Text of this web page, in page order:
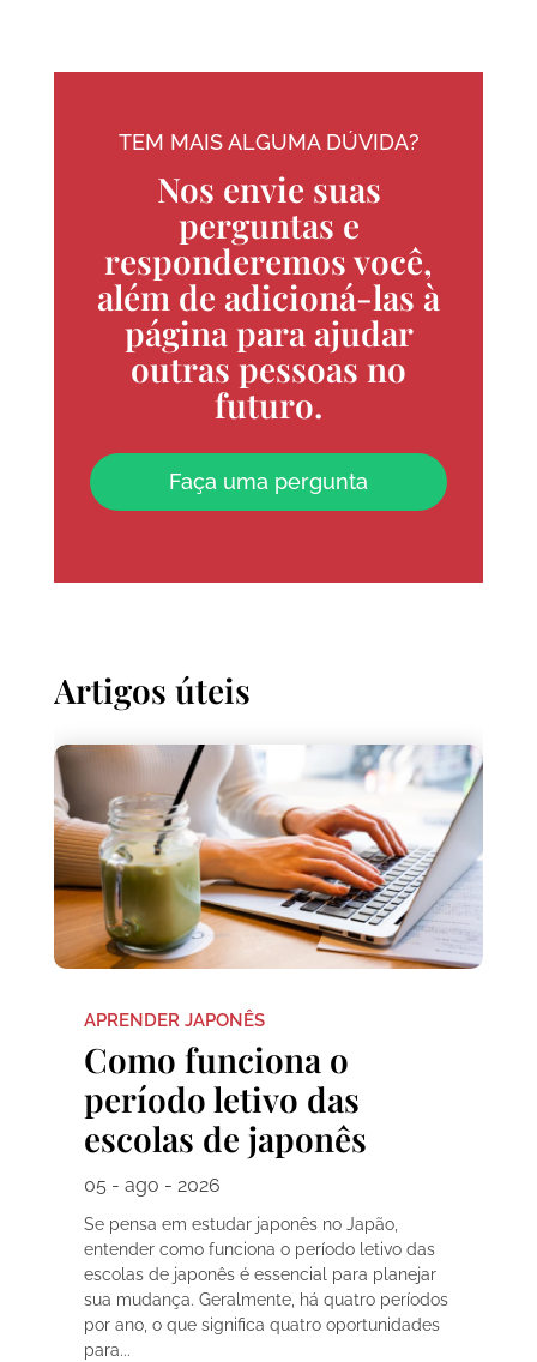
TEM MAIS ALGUMA DÚVIDA?
Nos envie suas
perguntas e
responderemos você,
além de adicioná-las à
página para ajudar
outras pessoas no
futuro.
Faça uma pergunta
Artigos úteis
APRENDER JAPONÊS
Como funciona o
período letivo das
escolas de japonês
05 - ago - 2026
Se pensa em estudar japonês no Japão,
entender como funciona o período letivo das
escolas de japonês é essencial para planejar
sua mudança. Geralmente, há quatro períodos
por ano, o que significa quatro oportunidades
para...